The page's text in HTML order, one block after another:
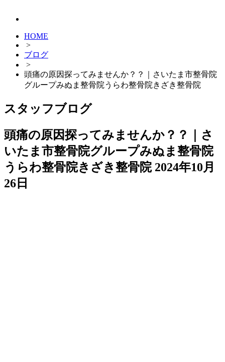
HOME
>
ブログ
>
頭痛の原因探ってみませんか？？｜さいたま市整骨院
グループみぬま整骨院うらわ整骨院きざき整骨院
スタッフブログ
頭痛の原因探ってみませんか？？｜さ
いたま市整骨院グループみぬま整骨院
うらわ整骨院きざき整骨院 2024年10月
26日